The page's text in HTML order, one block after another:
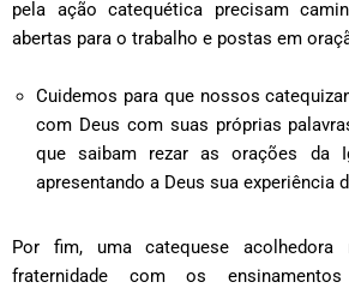
pela ação catequética precisam
abertas para o trabalho e postas em
Cuidemos para que nossos
com Deus com suas próprias
que saibam rezar as orações da
apresentando a Deus sua experiência
Por fim, uma catequese
fraternidade com os